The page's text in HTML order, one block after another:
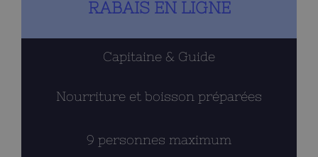
RABAIS EN LIGNE
Capitaine & Guide
Nourriture et boisson préparées
9 personnes maximum